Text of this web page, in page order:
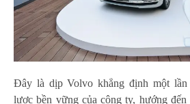
Đây là dịp Volvo khẳng định một lần
lược bền vững của công ty, hướng